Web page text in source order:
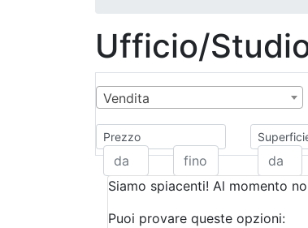
Ufficio/
Vendita
Prezzo
Siamo spiacenti! Al momento
Puoi provare queste opzioni: